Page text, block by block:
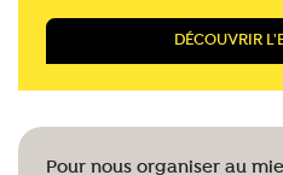
DÉCOUVRIR
Pour nous organiser au